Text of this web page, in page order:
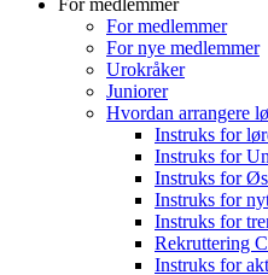
For medlemmer
For medlemmer
For nye medlemmer
Urokråker
Juniorer
Hvordan arrangere
Instruks for
Instruks for
Instruks for
Instruks for
Instruks for
Rekruttering
Instruks for